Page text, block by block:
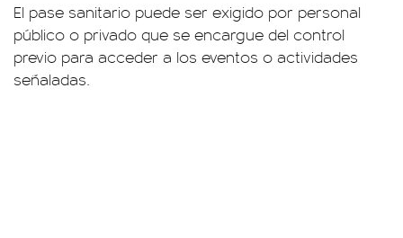
El pase sanitario puede ser exigido por personal
público o privado que se encargue del control
previo para acceder a los eventos o actividades
señaladas.